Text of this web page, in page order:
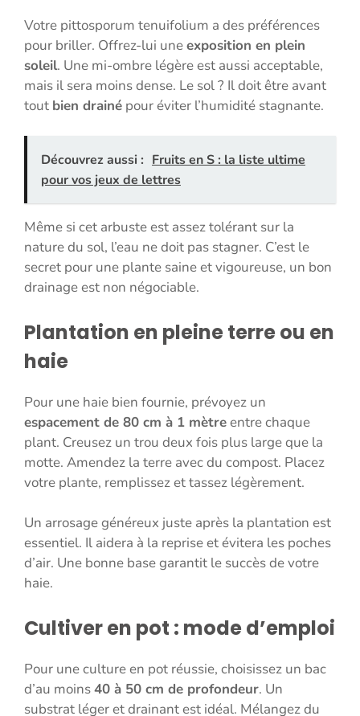
Votre pittosporum tenuifolium a des préférences
pour briller. Offrez-lui uneexposition en plein
soleil. Une mi-ombre légère est aussi acceptable,
mais il sera moins dense. Le sol ? Il doit être avant
tout bien drainé pour éviter l’humidité stagnante.
Découvrez aussi : Fruits en S : la liste ultime
pour vos jeux de lettres
Même si cet arbuste est assez tolérant sur la
nature du sol, l’eau ne doit pas stagner. C’est le
secret pour une plante saine et vigoureuse, un bon
drainage est non négociable.
Plantation en pleine terre ou en
haie
Pour une haie bien fournie, prévoyez un
espacement de 80 cm à 1 mètreentre chaque
plant. Creusez un trou deux fois plus large que la
motte. Amendez la terre avec du compost. Placez
votre plante, remplissez et tassez légèrement.
Un arrosage généreux juste après la plantation est
essentiel. Il aidera à la reprise et évitera les poches
d’air. Une bonne base garantit le succès de votre
haie.
Cultiver en pot : mode d’emploi
Pour une culture en pot réussie, choisissez un bac
d’au moins40 à 50 cm de profondeur. Un
substrat léger et drainant est idéal. Mélangez du